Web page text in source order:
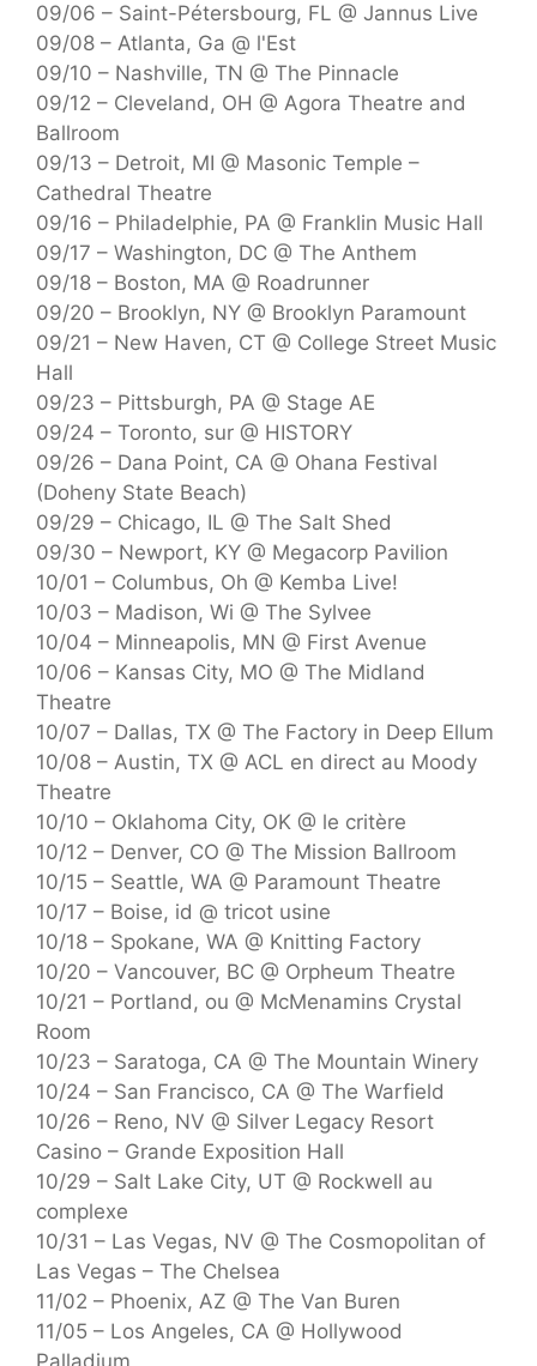
09/06 – Saint-Pétersbourg, FL @ Jannus Live
09/08 – Atlanta, Ga @ l'Est
09/10 – Nashville, TN @ The Pinnacle
09/12 – Cleveland, OH @ Agora Theatre and
Ballroom
09/13 – Detroit, MI @ Masonic Temple –
Cathedral Theatre
09/16 – Philadelphie, PA @ Franklin Music Hall
09/17 – Washington, DC @ The Anthem
09/18 – Boston, MA @ Roadrunner
09/20 – Brooklyn, NY @ Brooklyn Paramount
09/21 – New Haven, CT @ College Street Music
Hall
09/23 – Pittsburgh, PA @ Stage AE
09/24 – Toronto, sur @ HISTORY
09/26 – Dana Point, CA @ Ohana Festival
(Doheny State Beach)
09/29 – Chicago, IL @ The Salt Shed
09/30 – Newport, KY @ Megacorp Pavilion
10/01 – Columbus, Oh @ Kemba Live!
10/03 – Madison, Wi @ The Sylvee
10/04 – Minneapolis, MN @ First Avenue
10/06 – Kansas City, MO @ The Midland
Theatre
10/07 – Dallas, TX @ The Factory in Deep Ellum
10/08 – Austin, TX @ ACL en direct au Moody
Theatre
10/10 – Oklahoma City, OK @ le critère
10/12 – Denver, CO @ The Mission Ballroom
10/15 – Seattle, WA @ Paramount Theatre
10/17 – Boise, id @ tricot usine
10/18 – Spokane, WA @ Knitting Factory
10/20 – Vancouver, BC @ Orpheum Theatre
10/21 – Portland, ou @ McMenamins Crystal
Room
10/23 – Saratoga, CA @ The Mountain Winery
10/24 – San Francisco, CA @ The Warfield
10/26 – Reno, NV @ Silver Legacy Resort
Casino – Grande Exposition Hall
10/29 – Salt Lake City, UT @ Rockwell au
complexe
10/31 – Las Vegas, NV @ The Cosmopolitan of
Las Vegas – The Chelsea
11/02 – Phoenix, AZ @ The Van Buren
11/05 – Los Angeles, CA @ Hollywood